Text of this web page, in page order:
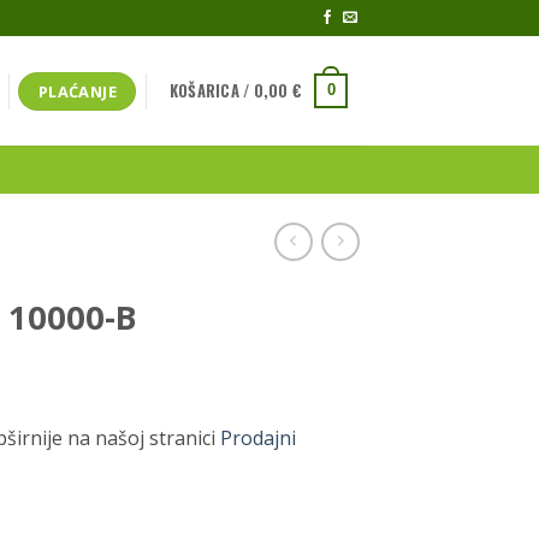
PLAĆANJE KOŠARICA / 0,00 € 0
B
na našoj stranici Prodajni